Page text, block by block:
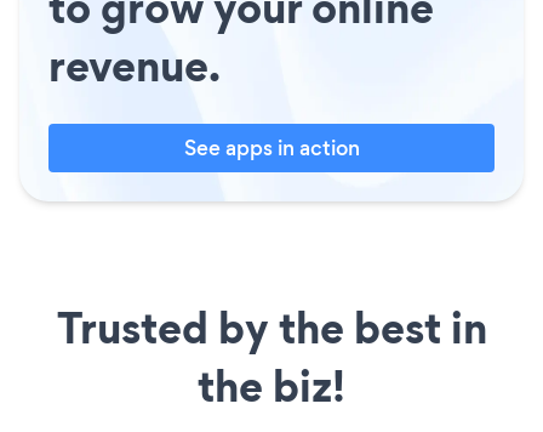
revenue.
See apps in action
Trusted by the best in
the biz!